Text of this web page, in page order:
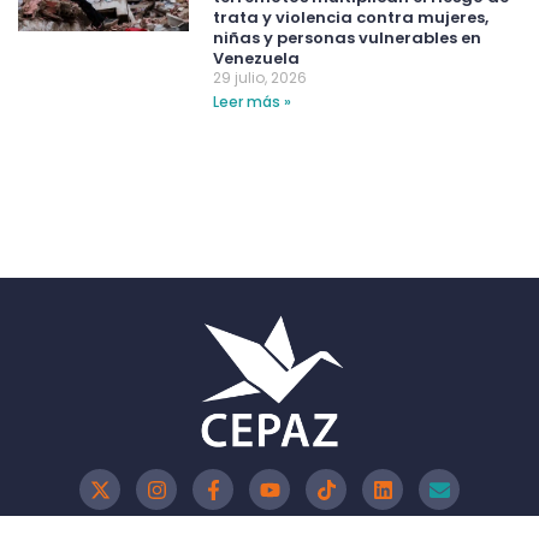
trata y violencia contra mujeres,
niñas y personas vulnerables en
Venezuela
29 julio, 2026
Leer más »